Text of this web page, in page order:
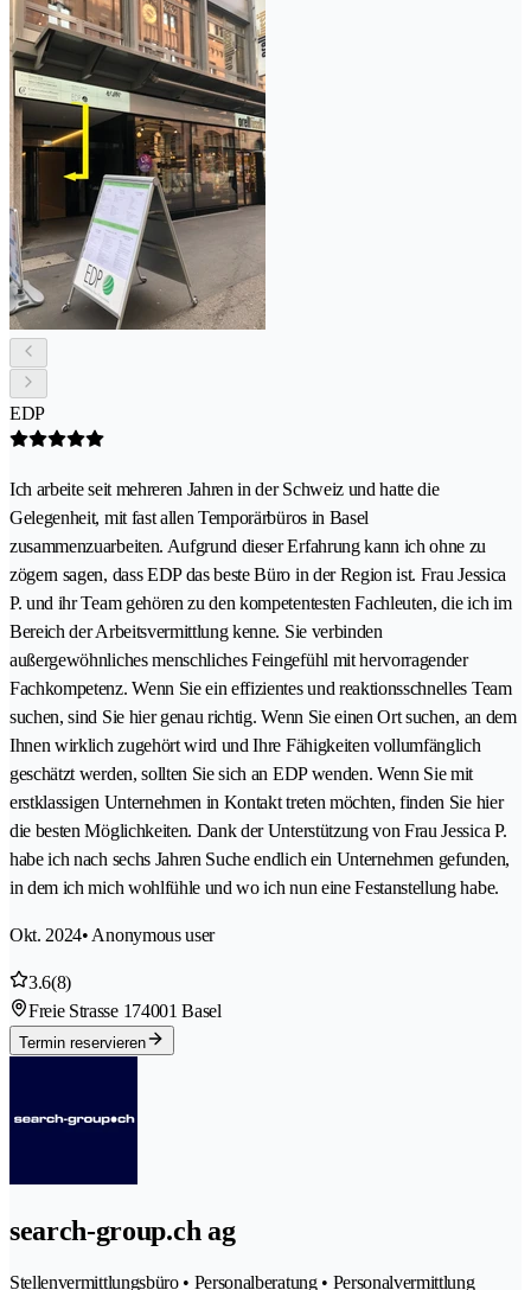
EDP
Ich arbeite seit mehreren Jahren in der Schweiz und hatte die
Gelegenheit, mit fast allen Temporärbüros in Basel
zusammenzuarbeiten. Aufgrund dieser Erfahrung kann ich ohne zu
zögern sagen, dass EDP das beste Büro in der Region ist. Frau Jessica
P. und ihr Team gehören zu den kompetentesten Fachleuten, die ich im
Bereich der Arbeitsvermittlung kenne. Sie verbinden
außergewöhnliches menschliches Feingefühl mit hervorragender
Fachkompetenz. Wenn Sie ein effizientes und reaktionsschnelles Team
suchen, sind Sie hier genau richtig. Wenn Sie einen Ort suchen, an dem
Ihnen wirklich zugehört wird und Ihre Fähigkeiten vollumfänglich
geschätzt werden, sollten Sie sich an EDP wenden. Wenn Sie mit
erstklassigen Unternehmen in Kontakt treten möchten, finden Sie hier
die besten Möglichkeiten. Dank der Unterstützung von Frau Jessica P.
habe ich nach sechs Jahren Suche endlich ein Unternehmen gefunden,
in dem ich mich wohlfühle und wo ich nun eine Festanstellung habe.
Okt. 2024• Anonymous user
3.6(8)
Freie Strasse 174001 Basel
Termin reservieren
search-group.ch ag
Stellenvermittlungsbüro • Personalberatung • Personalvermittlung